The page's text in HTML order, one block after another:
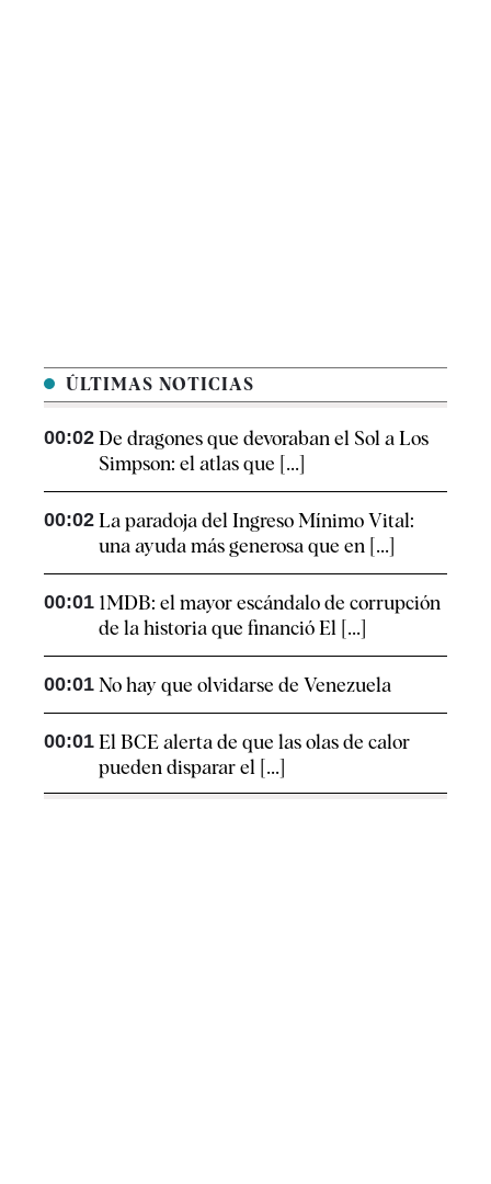
ÚLTIMAS NOTICIAS
00:02 De dragones que devoraban el Sol a Los
Simpson: el atlas que [...]
00:02 La paradoja del Ingreso Mínimo Vital:
una ayuda más generosa que en [...]
00:01 1MDB: el mayor escándalo de corrupción
de la historia que financió El [...]
00:01 No hay que olvidarse de Venezuela
00:01 El BCE alerta de que las olas de calor
pueden disparar el [...]